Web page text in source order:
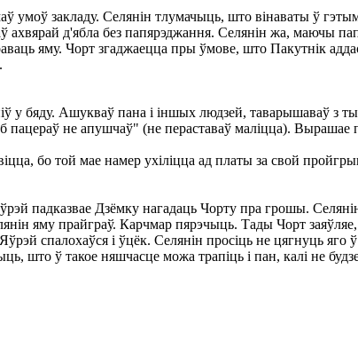
умоў закладу. Селянін тлумачыць, што вінаваты ў
ахвярай д'ябла без папярэджання. Селянін жа,
яму. Чорт згаджаецца пры ўмове, што Пакутнік
у бяду. Ашукваў пана і іншых людзей, таварышаваў з
пацераў не апушчаў" (не пераставаў маліцца).
бо той мае намер ухіліцца ад платы за свой
падказвае Дзёмку нагадаць Чорту пра грошы.
яму прайграў. Карчмар пярэчыць. Тады Чорт
спалохаўся і ўцёк. Селянін просіць не цягнуць
што ў такое няшчасце можа трапіць і пан, калі не